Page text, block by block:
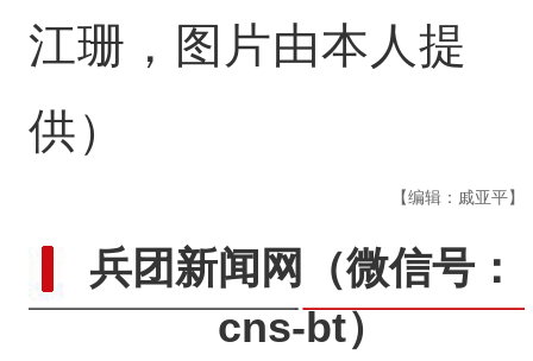
江珊，图片由本人提
供）
【编辑：戚亚平】
兵团新闻网
（微信号：
cns-bt）